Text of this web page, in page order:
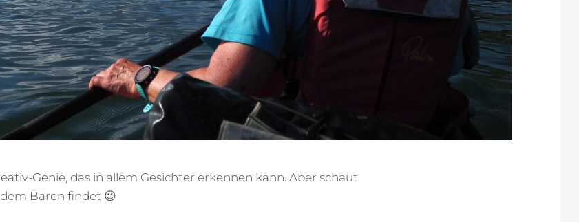
Genie, das in allem Gesichter erkennen kann. Aber schaut
Bären findet 😉